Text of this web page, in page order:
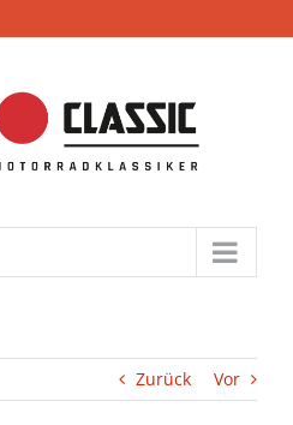
Zurück Vor